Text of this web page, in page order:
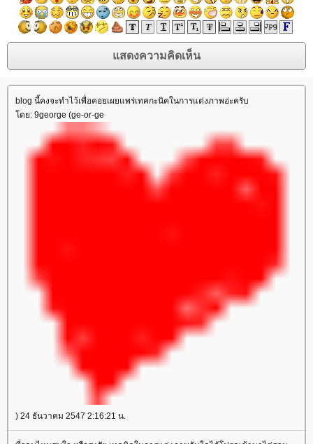
blog นี้คงจะทำไว้เพื่อคอยเผยแพร่เทคกะนิคในการแต่งภาพอ่ะครับ
ดย: 9george (ge-or-ge
) 24 ธันวาคม 2547 2:16:21 น.